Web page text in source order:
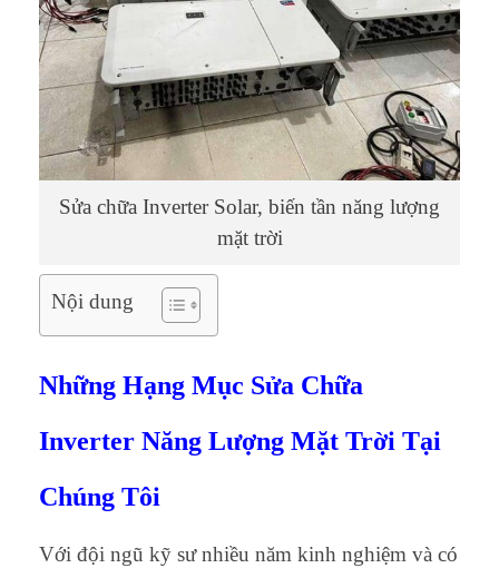
Sửa chữa Inverter Solar, biến tần năng lượng
mặt trời
Nội dung
Những Hạng Mục Sửa Chữa
Inverter Năng Lượng Mặt Trời Tại
Chúng Tôi
Với đội ngũ kỹ sư nhiều năm kinh nghiệm và có